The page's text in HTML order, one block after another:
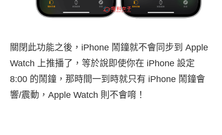
關閉此功能之後，iPhone 鬧鐘就不會同步到 Apple
Watch 上推播了，等於說即使你在 iPhone 設定
8:00 的鬧鐘，那時間一到時就只有 iPhone 鬧鐘會
響/震動，Apple Watch 則不會唷！